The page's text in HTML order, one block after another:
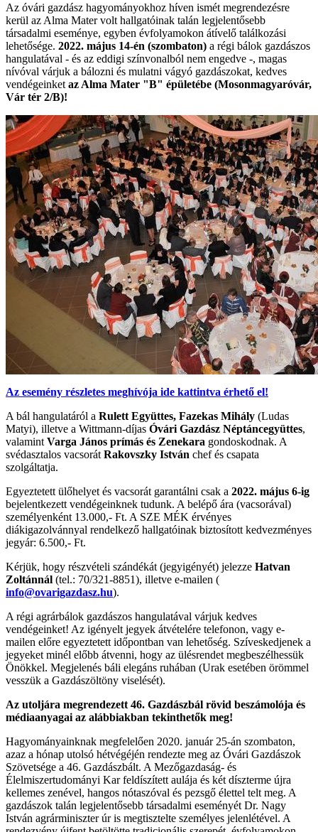
Az óvári gazdász hagyományokhoz híven ismét megrendezésre
kerül az Alma Mater volt hallgatóinak talán legjelentősebb
társadalmi eseménye, egyben évfolyamokon átívelő találkozási
lehetősége. 2022. május 14-én (szombaton) a régi bálok gazdászos
hangulatával - és az eddigi színvonalból nem engedve -, magas
nívóval várjuk a bálozni és mulatni vágyó gazdászokat, kedves
vendégeinket az Alma Mater "B" épületébe (Mosonmagyaróvár,
Vár tér 2/B)!
Az esemény részletes meghívója ide kattintva érhető el!
A bál hangulatáról a Rulett Együttes, Fazekas Mihály (Ludas
Matyi), illetve a Wittmann-díjas Óvári Gazdász Néptáncegyüttes,
valamint Varga János prímás és Zenekara gondoskodnak. A
svédasztalos vacsorát Rakovszky István chef és csapata
szolgáltatja.
Egyeztetett ülőhelyet és vacsorát garantálni csak a 2022. május 6-ig
bejelentkezett vendégeinknek tudunk. A belépő ára (vacsorával)
személyenként 13.000,- Ft. A SZE MÉK érvényes
diákigazolvánnyal rendelkező hallgatóinak biztosított kedvezményes
jegyár: 6.500,- Ft.
Kérjük, hogy részvételi szándékát (jegyigényét) jelezze Hatvan
Zoltánnál (tel.: 70/321-8851), illetve e-mailen (
info@ovarigazdasz.hu).
A régi agrárbálok gazdászos hangulatával várjuk kedves
vendégeinket! Az igényelt jegyek átvételére telefonon, vagy e-
mailen előre egyeztetett időpontban van lehetőség. Szíveskedjenek a
jegyeket minél előbb átvenni, hogy az ülésrendet megbeszélhessük
Önökkel. Megjelenés báli elegáns ruhában (Urak esetében örömmel
vesszük a Gazdászöltöny viselését).
Az utoljára megrendezett 46. Gazdászbál rövid beszámolója és
médiaanyagai az alábbiakban tekinthetők meg!
Hagyományainknak megfelelően 2020. január 25-án szombaton,
azaz a hónap utolsó hétvégéjén rendezte meg az Óvári Gazdászok
Szövetsége a 46. Gazdászbált. A Mezőgazdaság- és
Élelmiszertudományi Kar feldíszített aulája és két díszterme újra
kellemes zenével, hangos nótaszóval és pezsgő élettel telt meg. A
gazdászok talán legjelentősebb társadalmi eseményét Dr. Nagy
István agrárminiszter úr is megtisztelte személyes jelenlétével. A